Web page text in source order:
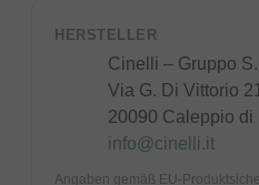
HERSTELLER
Cinelli – Gruppo
Via G. Di Vittorio 21
20090 Caleppio di
info@cinelli.it
Angaben gemäß EU-